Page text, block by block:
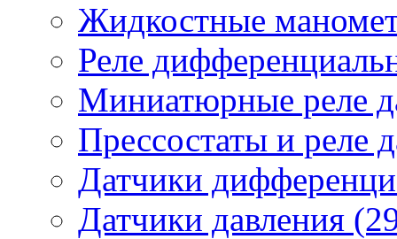
Жидкостные
Реле
Миниатюрные реле
Прессостаты и реле
Датчики
Датчики давления